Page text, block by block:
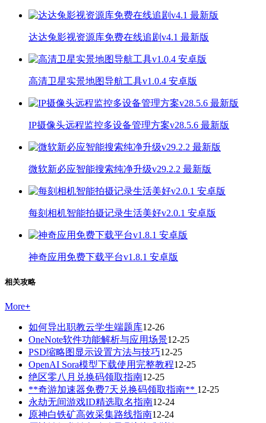
达达兔影视资源库免费在线追剧v4.1 最新版
高清卫星实景地图导航工具v1.0.4 安卓版
IP摄像头远程监控多设备管理方案v28.5.6 最新版
微软新必应智能搜索纯净升级v29.2.2 最新版
每刻相机智能拍摄记录生活美好v2.0.1 安卓版
神奇应用免费下载平台v1.8.1 安卓版
相关攻略
More+
如何导出职教云学生端题库12-26
OneNote软件功能解析与应用场景12-25
PSD缩略图显示设置方法与技巧12-25
OpenAI Sora模型下载使用完整教程12-25
绝区零八月兑换码领取指南12-25
**奇游加速器免费7天兑换码领取指南** 12-25
永劫无间游戏ID精选取名指南12-24
原神白铁矿高效采集路线指南12-24